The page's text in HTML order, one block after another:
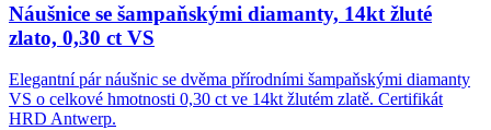
Náušnice se šampaňskými diamanty, 14kt žluté
zlato, 0,30 ct VS
Elegantní pár náušnic se dvěma přírodními šampaňskými diamanty
VS o celkové hmotnosti 0,30 ct ve 14kt žlutém zlatě. Certifikát
HRD Antwerp.